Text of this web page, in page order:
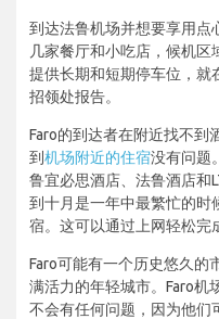
到达法鲁机场并想要享用点
几家餐厅和小吃店，候机
提供长期和短期停车位，就
招领处报告。
Faro的到达者在附近找不到
到机场附近的住宿没有问题
鲁宜必思酒店、法鲁酒店和
到十月是一年中最繁忙的时
宿。这可以通过上网轻松完
Faro可能有一个历史悠久的
满活力的年轻城市。Faro机
不会有任何问题，因为他们